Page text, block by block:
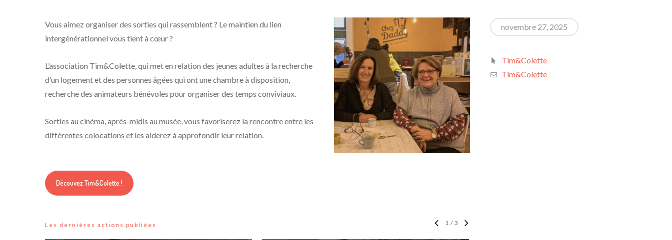
Vous aimez organiser des sorties qui rassemblent ? Le maintien du lien
intergénérationnel vous tient à cœur ?
L’association Tim&Colette, qui met en relation des jeunes adultes à la recherche
d’un logement et des personnes âgées qui ont une chambre à disposition,
recherche des animateurs bénévoles pour organiser des temps conviviaux.
Sorties au cinéma, après-midis au musée, vous favoriserez la rencontre entre les
différentes colocations et les aiderez à approfondir leur relation.
Découvez Tim&Colette !
Les dernières actions publiées 1/3
novembre 27, 2025
Tim&Colette
Tim&Colette